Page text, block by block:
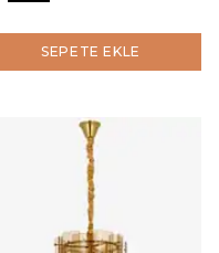
SEPETE EKLE